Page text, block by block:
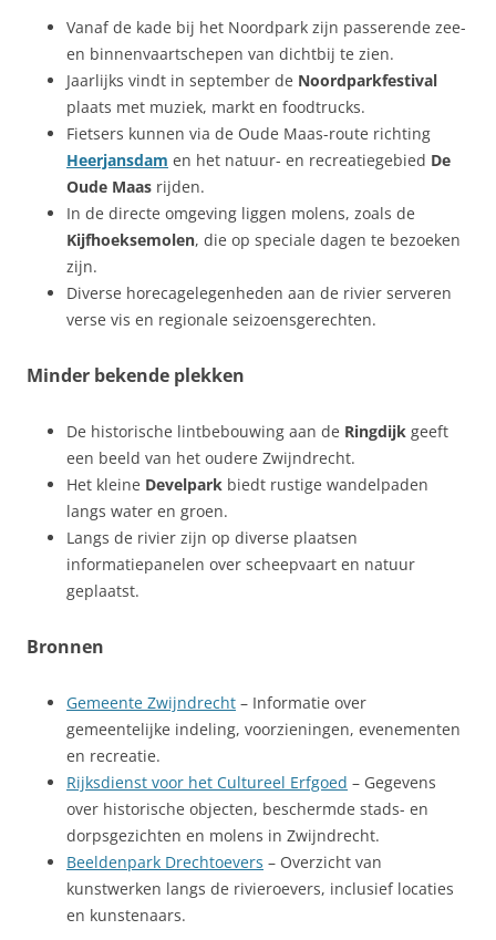
Vanaf de kade bij het Noordpark zijn passerende zee-
en binnenvaartschepen van dichtbij te zien.
Jaarlijks vindt in september de Noordparkfestival
plaats met muziek, markt en foodtrucks.
Fietsers kunnen via de Oude Maas-route richting
Heerjansdam en het natuur- en recreatiegebied De
Oude Maas rijden.
In de directe omgeving liggen molens, zoals de
Kijfhoeksemolen, die op speciale dagen te bezoeken
zijn.
Diverse horecagelegenheden aan de rivier serveren
verse vis en regionale seizoensgerechten.
Minder bekende plekken
De historische lintbebouwing aan de Ringdijk geeft
een beeld van het oudere Zwijndrecht.
Het kleine Develpark biedt rustige wandelpaden
langs water en groen.
Langs de rivier zijn op diverse plaatsen
informatiepanelen over scheepvaart en natuur
geplaatst.
Bronnen
Gemeente Zwijndrecht – Informatie over
gemeentelijke indeling, voorzieningen, evenementen
en recreatie.
Rijksdienst voor het Cultureel Erfgoed – Gegevens
over historische objecten, beschermde stads- en
dorpsgezichten en molens in Zwijndrecht.
Beeldenpark Drechtoevers – Overzicht van
kunstwerken langs de rivieroevers, inclusief locaties
en kunstenaars.